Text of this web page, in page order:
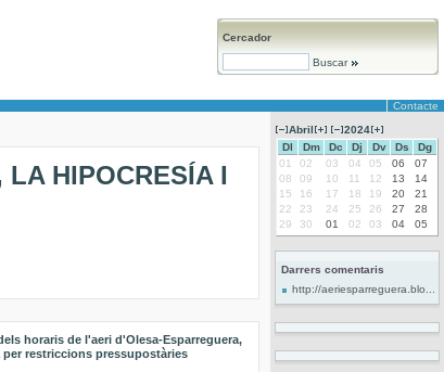
Cercador
Buscar
Contacte
LA HIPOCRESÍA I
horaris de l'aeri d'Olesa-Esparreguera,
per restriccions pressupostàries
Abril
2024
Dl
Dm Dc Dj Dv Ds
Dg
01
02 03 04 05 06
07
08
09 10 11 12 13
14
15
16 17 18 19 20
21
22
23 24 25 26 27
28
29
30 01 02 03 04 05
Darrers comentaris
http://aeriesparreguera.blo...